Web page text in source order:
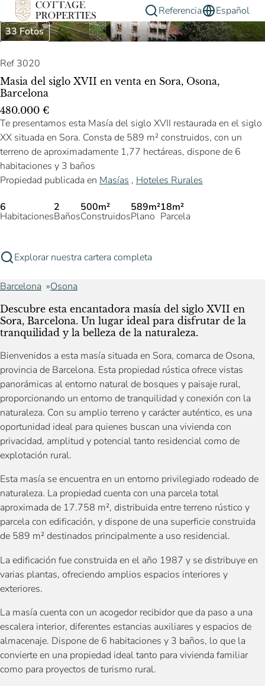
Referencia
Español
33 Fotos
Ref 3020
Masia del siglo XVII en venta en Sora, Osona,
Barcelona
480.000 €
Te presentamos esta Masía del siglo XVII restaurada en el siglo
XX situada en Sora. Consta de 589 m² construidos, con un
terreno de aproximadamente 1,77 hectáreas, dispone de 6
habitaciones y 3 baños
Propiedad publicada en Masías , Hoteles Rurales
6
Habitaciones
2
Baños
500m²
Construidos
589m²
Plano
18m²
Parcela
Explorar nuestra cartera completa
Barcelona Osona
Descubre esta encantadora masía del siglo XVII en
Sora, Barcelona. Un lugar ideal para disfrutar de la
tranquilidad y la belleza de la naturaleza.
Bienvenidos a esta masía situada en Sora, comarca de Osona,
provincia de Barcelona. Esta propiedad rústica ofrece vistas
panorámicas al entorno natural de bosques y paisaje rural,
proporcionando un entorno de tranquilidad y conexión con la
naturaleza. Con su amplio terreno y carácter auténtico, es una
oportunidad ideal para quienes buscan una vivienda con
privacidad, amplitud y potencial tanto residencial como de
explotación rural.
Esta masía se encuentra en un entorno privilegiado rodeado de
naturaleza. La propiedad cuenta con una parcela total
aproximada de 17.758 m², distribuida entre terreno rústico y
parcela con edificación, y dispone de una superficie construida
de 589 m² destinados principalmente a uso residencial.
La edificación fue construida en el año 1987 y se distribuye en
varias plantas, ofreciendo amplios espacios interiores y
exteriores.
La masía cuenta con un acogedor recibidor que da paso a una
escalera interior, diferentes estancias auxiliares y espacios de
almacenaje. Dispone de 6 habitaciones y 3 baños, lo que la
convierte en una propiedad ideal tanto para vivienda familiar
como para proyectos de turismo rural.